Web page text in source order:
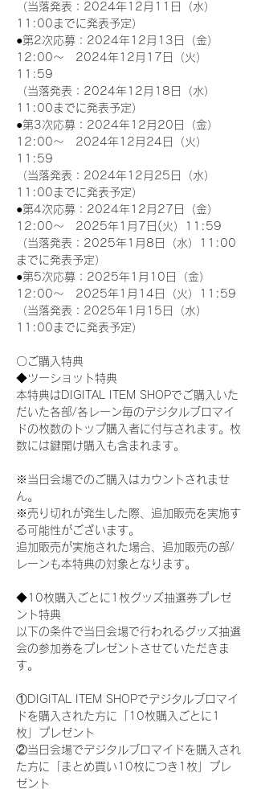
（当落発表：2024年12月11日（水）
11:00までに発表予定）
●第2次応募：2024年12月13日（金）
12:00～　2024年12月17日（火）
11:59
（当落発表：2024年12月18日（水）
11:00までに発表予定）
●第3次応募：2024年12月20日（金）
12:00～　2024年12月24日（火）
11:59
（当落発表：2024年12月25日（水）
11:00までに発表予定）
●第4次応募：2024年12月27日（金）
12:00～　2025年1月7日(火）11:59
（当落発表：2025年1月8日（水）11:00
までに発表予定）
●第5次応募：2025年1月10日（金）
12:00～　2025年1月14日（火）11:59
（当落発表：2025年1月15日（水）
11:00までに発表予定）
〇ご購入特典
◆ツーショット特典
本特典はDIGITAL ITEM SHOPでご購入いた
だいた各部/各レーン毎のデジタルブロマイ
ドの枚数のトップ購入者に付与されます。枚
数には鍵開け購入も含まれます。
※当日会場でのご購入はカウントされませ
ん。
※売り切れが発生した際、追加販売を実施す
る可能性がございます。
追加販売が実施された場合、追加販売の部/
レーンも本特典の対象となります。
◆10枚購入ごとに1枚グッズ抽選券プレゼ
ント特典
以下の条件で当日会場で行われるグッズ抽選
会の参加券をプレゼントさせていただきま
す。
①DIGITAL ITEM SHOPでデジタルブロマイ
ドを購入された方に「10枚購入ごとに1
枚」プレゼント
②当日会場でデジタルブロマイドを購入され
た方に「まとめ買い10枚につき1枚」プレ
ゼント